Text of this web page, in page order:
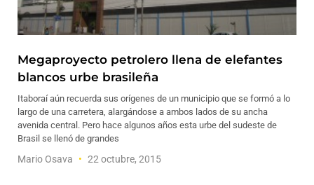
Megaproyecto petrolero llena de elefantes
blancos urbe brasileña
Itaboraí aún recuerda sus orígenes de un municipio que se formó a lo
largo de una carretera, alargándose a ambos lados de su ancha
avenida central. Pero hace algunos años esta urbe del sudeste de
Brasil se llenó de grandes
Mario Osava 22 octubre, 2015